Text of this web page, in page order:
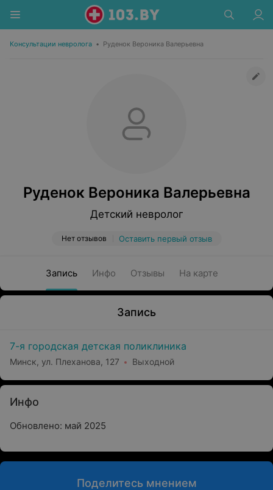
Консультации невролога • Руденок Вероника Валерьевна
Руденок Вероника Валерьевна
Детский невролог
Нет отзывов Оставить первый отзыв
Запись Инфо Отзывы На карте
Запись
7-я городская детская поликлиника
Минск, ул. Плеханова, 127 Выходной
Инфо
Обновлено: май 2025
Поделитесь мнением